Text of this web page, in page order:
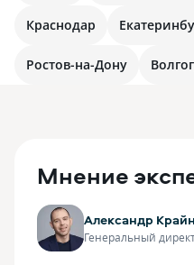
Краснодар
Ростов-на-Дону
Мнение
Александр
Генеральный